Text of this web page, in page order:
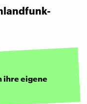
ihre eigene